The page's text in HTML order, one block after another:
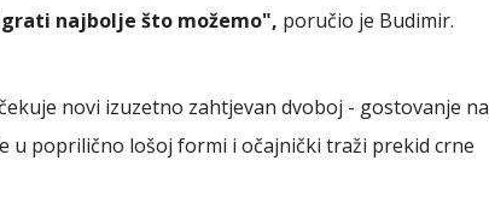
najbolje što možemo", poručio je Budimir.
novi izuzetno zahtjevan dvoboj - gostovanje na
u poprilično lošoj formi i očajnički traži prekid crne